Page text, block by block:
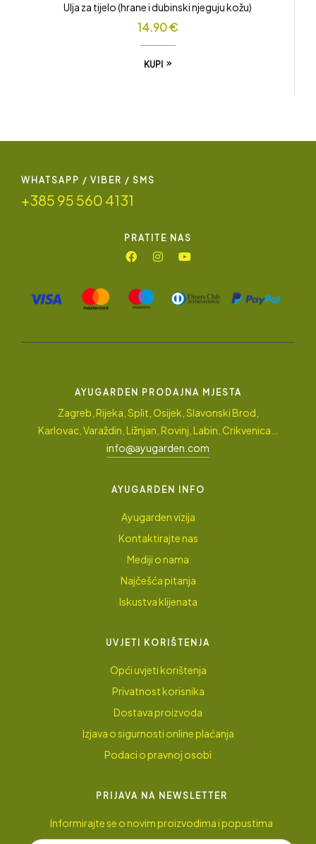
Ulja za tijelo (hrane i dubinski njeguju kožu)
14.90€
KUPI
WHATSAPP / VIBER / SMS
+385 95 560 4131
PRATITE NAS
AYUGARDEN PRODAJNA MJESTA
Zagreb, Rijeka, Split, Osijek, Slavonski Brod,
Karlovac, Varaždin, Ližnjan, Rovinj, Labin, Crikvenica…
info@ayugarden.com
AYUGARDEN INFO
Ayugarden vizija
Kontaktirajte nas
Mediji o nama
Najčešća pitanja
Iskustva klijenata
UVJETI KORIŠTENJA
Opći uvjeti korištenja
Privatnost korisnika
Dostava proizvoda
Izjava o sigurnosti online plaćanja
Podaci o pravnoj osobi
PRIJAVA NA NEWSLETTER
Informirajte se o novim proizvodima i popustima